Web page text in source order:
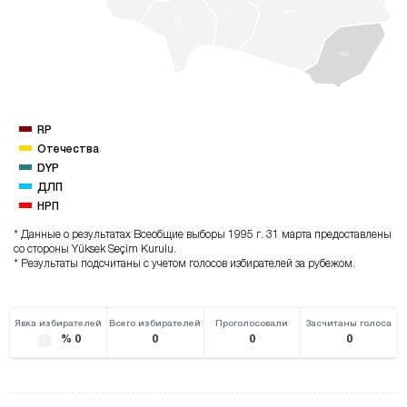
KZL
RP
Отечества
DYP
ДЛП
НРП
* Данные о результатах Всеобщие выборы 1995 г. 31 марта предоставлены
со стороны Yüksek Seçim Kurulu.
* Результаты подсчитаны с учетом голосов избирателей за рубежом.
Явка избирателей
% 0
Всего избирателей
0
Проголосовали
0
Засчитаны голоса
0